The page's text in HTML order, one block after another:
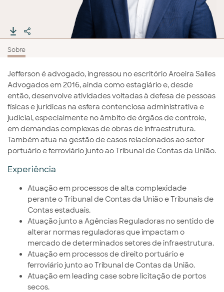
Sobre
Jefferson é advogado, ingressou no escritório Aroeira Salles
Advogados em 2016, ainda como estagiário e, desde
então, desenvolve atividades voltadas à defesa de pessoas
físicas e jurídicas na esfera contenciosa administrativa e
judicial, especialmente no âmbito de órgãos de controle,
em demandas complexas de obras de infraestrutura.
Também atua na gestão de casos relacionados ao setor
portuário e ferroviário junto ao Tribunal de Contas da União.
Experiência
Atuação em processos de alta complexidade
perante o Tribunal de Contas da União e Tribunais de
Contas estaduais.
Atuação junto a Agências Reguladoras no sentido de
alterar normas reguladoras que impactam o
mercado de determinados setores de infraestrutura.
Atuação em processos de direito portuário e
ferroviário junto ao Tribunal de Contas da União.
Atuação em leading case sobre licitação de portos
secos.